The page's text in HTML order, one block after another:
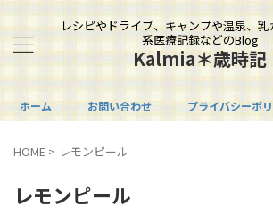
レシピやドライブ、キャンプや温泉、
系医療記録などのBlog
Kalmia＊歳時記
ホーム お問い合わせ プライバシーポ
HOME > レモンピール
レモンピール